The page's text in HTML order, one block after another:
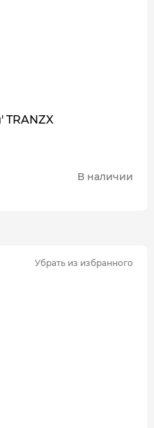
TRANZX
В наличии
Убрать из избранного